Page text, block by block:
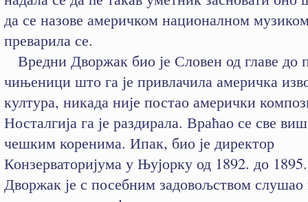
да се назове америчком националном
преварила се.
Вредни Дворжак био је Словен од главе до
чињеници што га је привлачила америчка
култура, никада није постао амерички
Носталгија га је раздирала. Враћао се све
чешким коренима. Ипак, био је директор
Конзерваторијума у Њујорку од 1892. до
Дворжак је с посебним задовољством слушао